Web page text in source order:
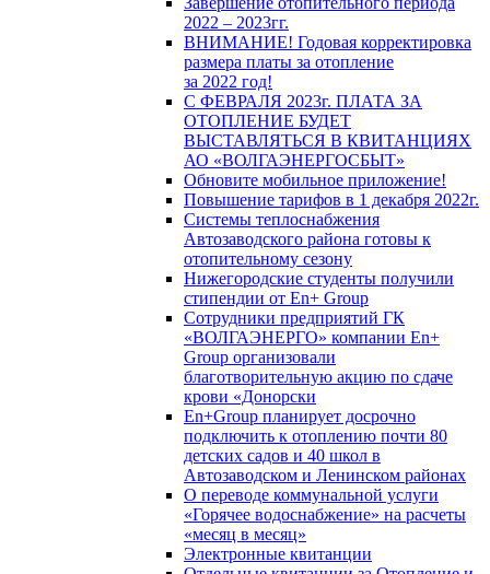
2022 – 2023гг.
ВНИМАНИЕ! Годовая корректировка
размера платы за отопление
за 2022 год!
С ФЕВРАЛЯ 2023г. ПЛАТА ЗА
ОТОПЛЕНИЕ БУДЕТ
ВЫСТАВЛЯТЬСЯ В КВИТАНЦИЯХ
АО «ВОЛГАЭНЕРГОСБЫТ»
Обновите мобильное приложение!
Повышение тарифов в 1 декабря 2022г.
Системы теплоснабжения
Автозаводского района готовы к
отопительному сезону
Нижегородские студенты получили
стипендии от En+ Group
Сотрудники предприятий ГК
«ВОЛГАЭНЕРГО» компании En+
Group организовали
благотворительную акцию по сдаче
крови «Донорски
En+Group планирует досрочно
подключить к отоплению почти 80
детских садов и 40 школ в
Автозаводском и Ленинском районах
О переводе коммунальной услуги
«Горячее водоснабжение» на расчеты
«месяц в месяц»
Электронные квитанции